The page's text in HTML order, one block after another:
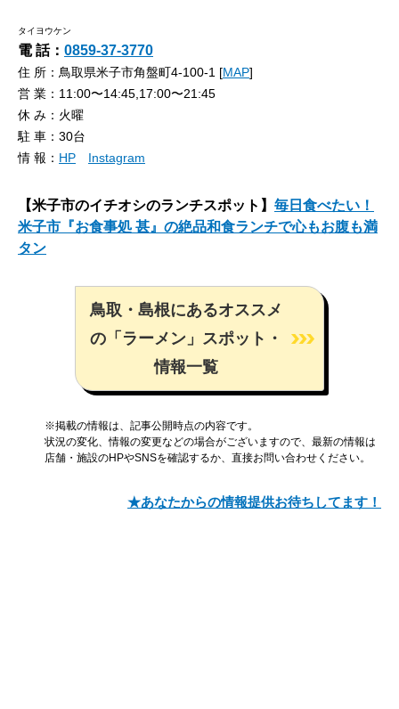
タイヨウケン
電 話： 0859-37-3770
住 所：鳥取県米子市角盤町4-100-1 [MAP]
営 業：11:00〜14:45,17:00〜21:45
休 み：火曜
駐 車：30台
情 報： HP Instagram
【米子市のイチオシのランチスポット】 毎日食べたい！
米子市『お食事処 甚』の絶品和食ランチで心もお腹も満
タン
鳥取・島根にあるオススメ
の「ラーメン」スポット・
情報一覧
※掲載の情報は、記事公開時点の内容です。
状況の変化、情報の変更などの場合がございますので、最新の情報は
店舗・施設のHPやSNSを確認するか、直接お問い合わせください。
★あなたからの情報提供お待ちしてます！